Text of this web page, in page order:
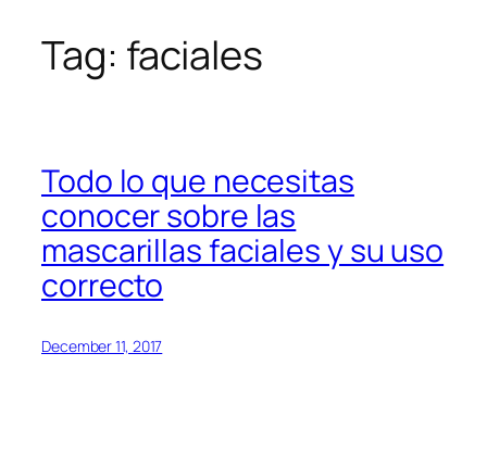
SkipTag: faciales
Todo lo que necesitas
conocer sobre las
mascarillas faciales y su uso
correcto
December 11, 2017